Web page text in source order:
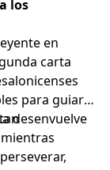
los
en
carta
para guiar a
desenvuelve